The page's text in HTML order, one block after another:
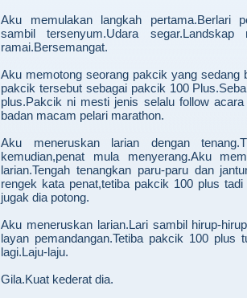
Aku memulakan langkah pertama.Berlari
sambil tersenyum.Udara segar.Landskap
ramai.Bersemangat.
Aku memotong seorang pakcik yang sedang
pakcik tersebut sebagai pakcik 100
plus.Pakcik ni mesti jenis selalu follow acara
badan macam pelari marathon.
Aku meneruskan larian dengan
kemudian,penat mula menyerang.Aku
larian.Tengah tenangkan paru-paru dan
rengek kata penat,tetiba pakcik 100 plus
jugak dia potong.
Aku meneruskan larian.Lari sambil hirup-
layan pemandangan.Tetiba pakcik 100 plus
lagi.Laju-laju.
Gila.Kuat kederat dia.